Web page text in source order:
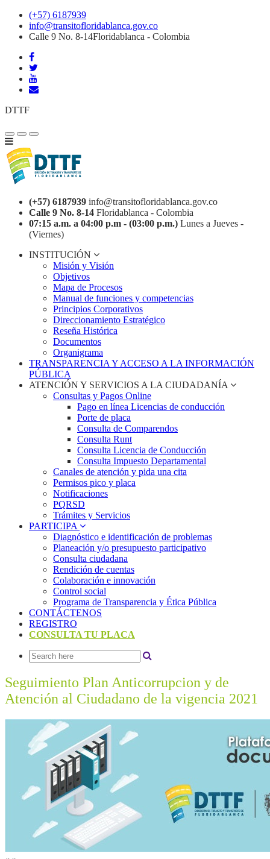
(+57) 6187939
info@transitofloridablanca.gov.co
Calle 9 No. 8-14Floridablanca - Colombia
DTTF
(+57) 6187939 info@transitofloridablanca.gov.co
Calle 9 No. 8-14 Floridablanca - Colombia
07:15 a.m. a 04:00 p.m - (03:00 p.m.) Lunes a Jueves -
(Viernes)
INSTITUCIÓN
Misión y Visión
Objetivos
Mapa de Procesos
Manual de funciones y competencias
Principios Corporativos
Direccionamiento Estratégico
Reseña Histórica
Documentos
Organigrama
TRANSPARENCIA Y ACCESO A LA INFORMACIÓN
PÚBLICA
ATENCIÓN Y SERVICIOS A LA CIUDADANÍA
Consultas y Pagos Online
Pago en línea Licencias de conducción
Porte de placa
Consulta de Comparendos
Consulta Runt
Consulta Licencia de Conducción
Consulta Impuesto Departamental
Canales de atención y pida una cita
Permisos pico y placa
Notificaciones
PQRSD
Trámites y Servicios
PARTICIPA
Diagnóstico e identificación de problemas
Planeación y/o presupuesto participativo​
Consulta ciudadana
Rendición de cuentas
Colaboración e innovación
Control social
Programa de Transparencia y Ética Pública
CONTÁCTENOS
REGISTRO
CONSULTA TU PLACA
Seguimiento Plan Anticorrupcion y de
Atención al Ciudadano de la vigencia 2021